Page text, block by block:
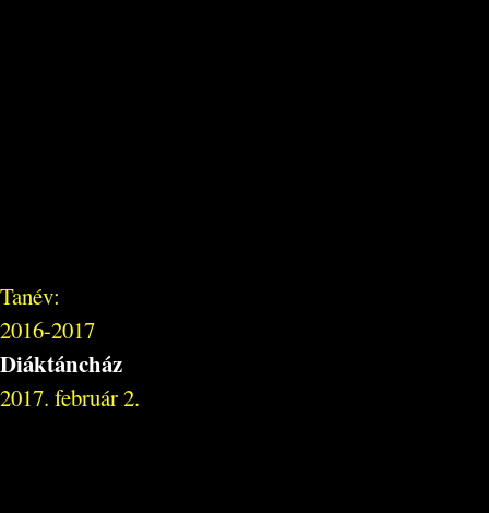
Tanév:
2016-2017
Diáktáncház
2017. február 2.